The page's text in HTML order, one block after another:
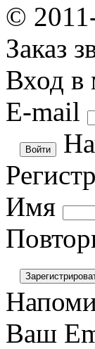
©
Заказ
Вход в
E-mail
Имя
Ваш